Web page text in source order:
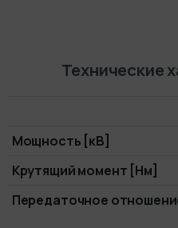
Технические
Мощность [кВ]
Крутящий момент [Нм]
Передаточное